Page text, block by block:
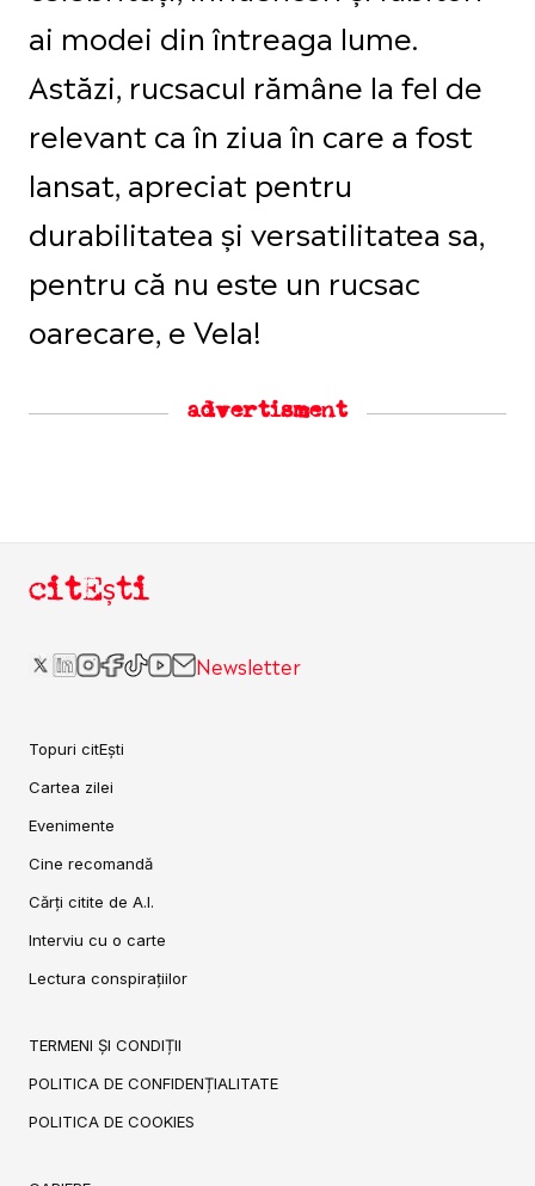
ai modei din întreaga lume.
Astăzi, rucsacul rămâne la fel de
relevant ca în ziua în care a fost
lansat, apreciat pentru
durabilitatea și versatilitatea sa,
pentru că nu este un rucsac
oarecare, e Vela!
advertisment
citEști
Newsletter
Topuri citEști
Cartea zilei
Evenimente
Cine recomandă
Cărți citite de A.I.
Interviu cu o carte
Lectura conspirațiilor
TERMENI ȘI CONDIȚII
POLITICA DE CONFIDENȚIALITATE
POLITICA DE COOKIES